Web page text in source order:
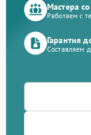
Мастера
Работаем с
Гарантия
Составляем